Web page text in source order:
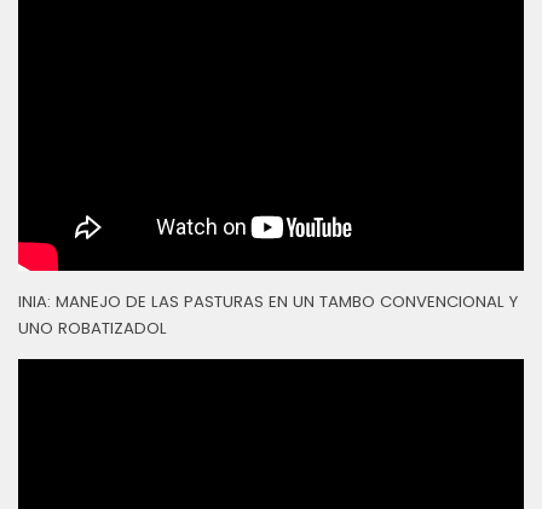
INIA: MANEJO DE LAS PASTURAS EN UN TAMBO CONVENCIONAL Y
UNO ROBATIZADOL